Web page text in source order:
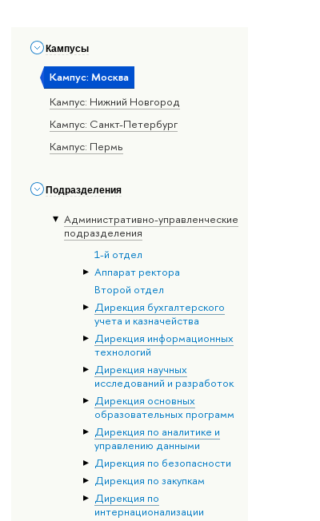
Кампусы
Кампус: Москва
Кампус: Нижний Новгород
Кампус: Санкт-Петербург
Кампус: Пермь
Подразделения
Административно-управленческие
подразделения
1-й отдел
Аппарат ректора
Второй отдел
Дирекция бухгалтерского
учета и казначейства
Дирекция информационных
технологий
Дирекция научных
исследований и разработок
Дирекция основных
образовательных программ
Дирекция по аналитике и
управлению данными
Дирекция по безопасности
Дирекция по закупкам
Дирекция по
интернационализации